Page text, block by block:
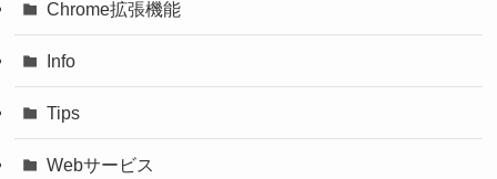
Chrome拡張機能
Info
Tips
Webサービス